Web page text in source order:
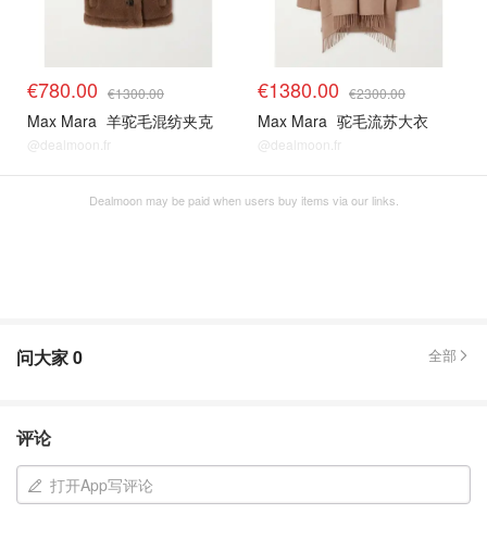
€780.00 €1300.00
Max Mara 羊驼毛混纺夹克
@dealmoon.fr
€1380.00 €2300.00
Max Mara 驼毛流苏大衣
@dealmoon.fr
Dealmoon may be paid when users buy items via our links.
问大家0 全部
评论
打开App写评论